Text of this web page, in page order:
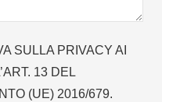
SULLA PRIVACY AI
13 DEL
(UE) 2016/679.